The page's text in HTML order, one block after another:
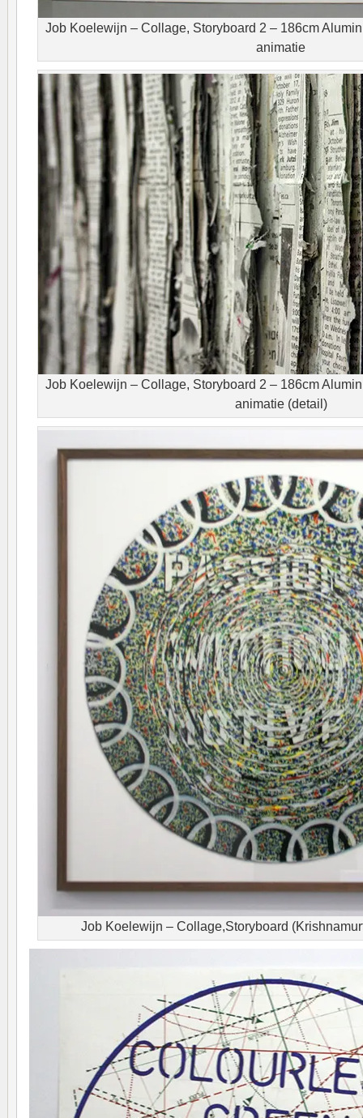
Job Koelewijn – Collage, Storyboard 2 – 186cm
animatie
Job Koelewijn – Collage, Storyboard 2 – 186cm
animatie (detail)
Job Koelewijn – Collage,Storyboard